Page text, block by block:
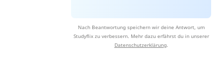
Nach Beantwortung speichern wir deine Antwort, um
Studyflix zu verbessern. Mehr dazu erfährst du in unserer
Datenschutzerklärung.